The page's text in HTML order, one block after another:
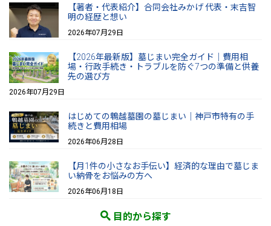
【著者・代表紹介】合同会社みかげ 代表・末吉智
明の経歴と想い
2026年07月29日
【2026年最新版】墓じまい完全ガイド｜費用相
場・行政手続き・トラブルを防ぐ7つの準備と供養
先の選び方
2026年07月29日
はじめての鵯越墓園の墓じまい｜神戸市特有の手
続きと費用相場
2026年06月28日
【月1件の小さなお手伝い】経済的な理由で墓じま
い納骨をお悩みの方へ
2026年06月18日
目的から探す